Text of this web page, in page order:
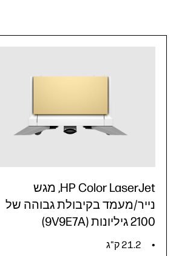
HP Color LaserJet, מגש
נייר/מעמד בקיבולת גבוהה של
2100 גיליונות (9V9E7A)
21.2 ק"ג